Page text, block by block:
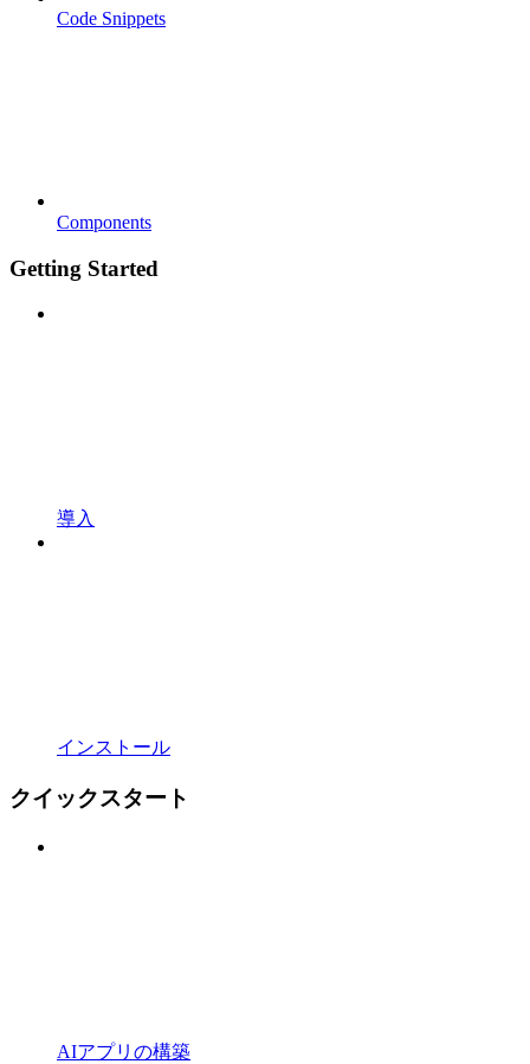
Code Snippets
Components
Getting Started
導入
インストール
クイックスタート
AIアプリの構築